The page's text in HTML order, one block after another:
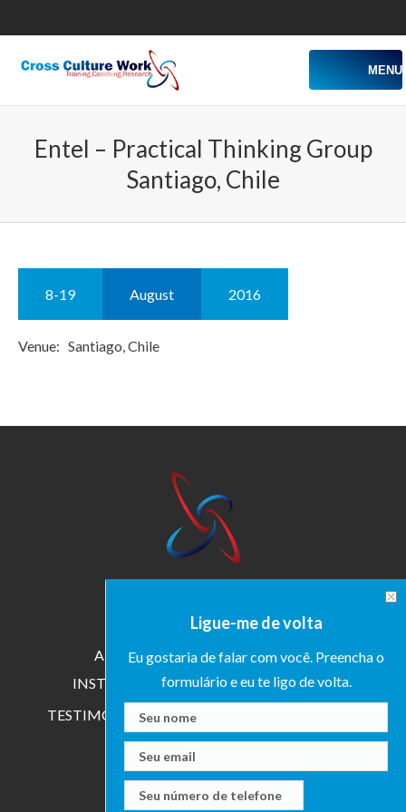
MENU
Entel – Practical Thinking Group
Santiago, Chile
8-19 August 2016
Venue: Santiago, Chile
ESPECIALIZAÇÃO
AUTORA
PALESTRANTE
INSTRUTORA
PESQUISADORA
TESTIMONIALS
MEDIA
CONTATO
Ligue-me de volta
Eu gostaria de falar com você. Preencha o
formulário e eu te ligo de volta.